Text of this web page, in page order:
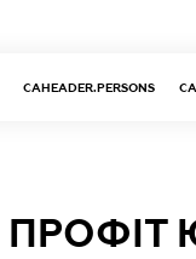
CAHEADER.PERSONS
ПРОФІТ